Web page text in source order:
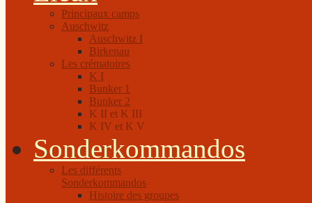
Principaux camps
Auschwitz
Auschwitz I
Birkenau
Les crématoires
K I
Bunker 1
Bunker 2
K II et K III
K IV et K V
Sonderkommandos
Les différents
Sonderkommandos
Histoire des groupes